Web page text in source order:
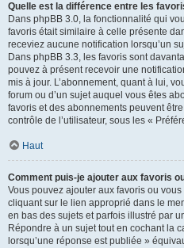
Quelle est la différence entre les
Dans phpBB 3.0, la fonctionnalité qui
favoris était similaire à celle présente
receviez aucune notification lorsqu’un
Dans phpBB 3.3, les favoris sont
pouvez à présent recevoir une
mis à jour. L’abonnement, quant à lui,
forum ou d’un sujet auquel vous êtes
favoris et des abonnements peuvent
contrôle de l’utilisateur, sous les «
Haut
Comment puis-je ajouter aux favoris
Vous pouvez ajouter aux favoris ou
cliquant sur le lien approprié dans le
en bas des sujets et parfois illustré par
Répondre à un sujet tout en cochant la
lorsqu’une réponse est publiée »